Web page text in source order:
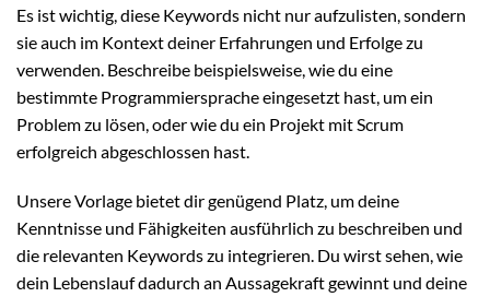
Es ist wichtig, diese Keywords nicht nur aufzulisten, sondern
sie auch im Kontext deiner Erfahrungen und Erfolge zu
verwenden. Beschreibe beispielsweise, wie du eine
bestimmte Programmiersprache eingesetzt hast, um ein
Problem zu lösen, oder wie du ein Projekt mit Scrum
erfolgreich abgeschlossen hast.
Unsere Vorlage bietet dir genügend Platz, um deine
Kenntnisse und Fähigkeiten ausführlich zu beschreiben und
die relevanten Keywords zu integrieren. Du wirst sehen, wie
dein Lebenslauf dadurch an Aussagekraft gewinnt und deine